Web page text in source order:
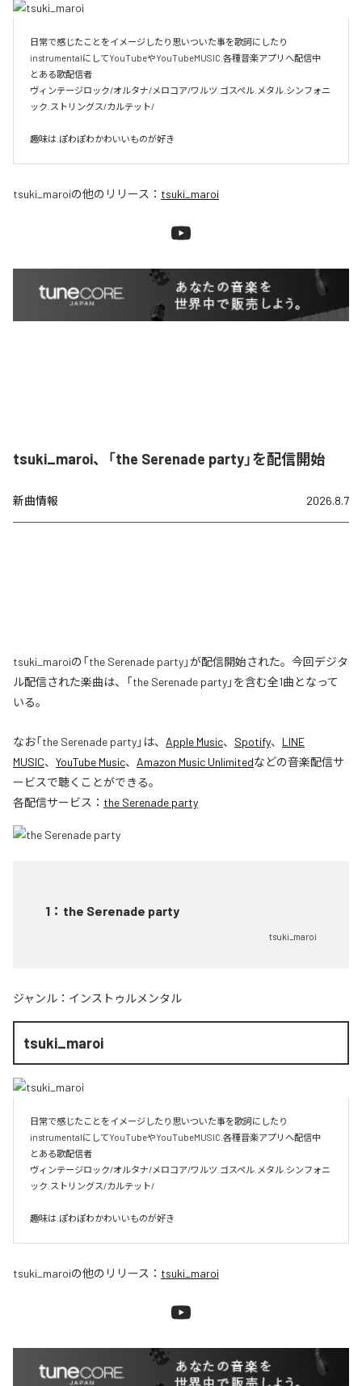
日常で感じたことをイメージしたり思いついた事を歌詞にしたり
instrumentalにしてYouTubeやYouTubeMUSIC.各種音楽アプリへ配信中
とある歌配信者
ヴィンテージロック/オルタナ/メロコア/ワルツ.ゴスペル.メタル.シンフォニ
ック.ストリングス/カルテット/
趣味は.ぽわぽわかわいいものが好き
tsuki_maroiの他のリリース： tsuki_maroi
tsuki_maroi、「the Serenade party」を配信開始
新曲情報 2026.8.7
tsuki_maroiの「the Serenade party」が配信開始された。今回デジタ
ル配信された楽曲は、「the Serenade party」を含む全1曲となって
いる。
なお「the Serenade party」は、 Apple Music、 Spotify、 LINE
MUSIC、 YouTube Music、 Amazon Music Unlimitedなどの音楽配信サ
ービスで聴くことができる。
各配信サービス： the Serenade party
1 ： the Serenade party
tsuki_maroi
ジャンル： インストゥルメンタル
tsuki_maroi
日常で感じたことをイメージしたり思いついた事を歌詞にしたり
instrumentalにしてYouTubeやYouTubeMUSIC.各種音楽アプリへ配信中
とある歌配信者
ヴィンテージロック/オルタナ/メロコア/ワルツ.ゴスペル.メタル.シンフォニ
ック.ストリングス/カルテット/
趣味は.ぽわぽわかわいいものが好き
tsuki_maroiの他のリリース： tsuki_maroi